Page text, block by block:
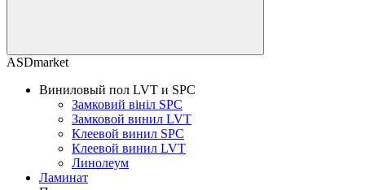
ASDmarket
Виниловый пол LVT и SPC
Замковий вініл SPC
Замковой винил LVT
Клеевой винил SPC
Клеевой винил LVT
Линолеум
Ламинат